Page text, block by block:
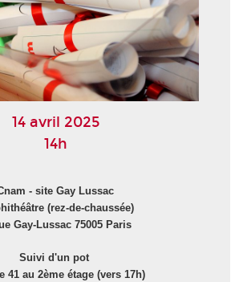
14 avril 2025
14h
- site Gay Lussac
(rez-de-chaussée)
Gay-Lussac 75005 Paris
Suivi d'un pot
41 au 2ème étage (vers 17h)